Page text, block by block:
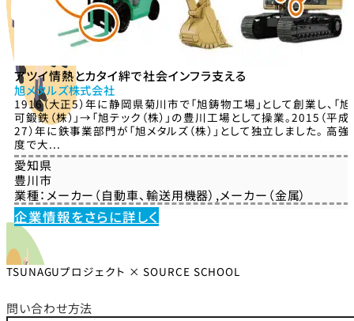
アツイ情熱とカタイ絆で社会インフラ支える
旭メタルズ株式会社
1916（大正5）年に静岡県菊川市で「旭鋳物工場」として創業し、「旭
可鍛鉄（株）」→「旭テック（株）」の豊川工場として操業。2015（平成
27）年に鉄事業部門が「旭メタルズ（株）」として独立しました。 高強
度で大...
愛知県
豊川市
業種： メーカー（自動車、輸送用機器） ,メーカー（金属）
企業情報をさらに詳しく
TSUNAGUプロジェクト × SOURCE SCHOOL
問い合わせ方法